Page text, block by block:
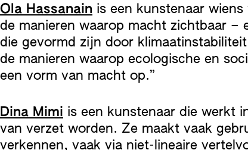
Ola Hassanain is een kunstenaar
de manieren waarop macht zichtbaar
die gevormd zijn door
de manieren waarop ecologische en
een vorm van macht op.”
Dina Mimi is een kunstenaar die werkt
van verzet worden. Ze maakt vaak
verkennen, vaak via niet-lineaire